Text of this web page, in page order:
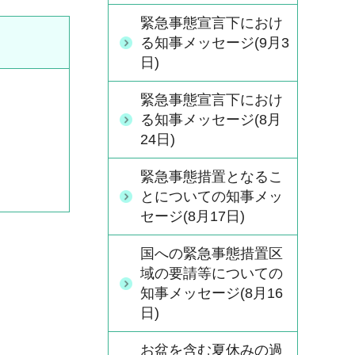
緊急事態宣言下におけ
る知事メッセージ(9月3
日)
緊急事態宣言下におけ
る知事メッセージ(8月
24日)
緊急事態措置となるこ
とについての知事メッ
セージ(8月17日)
国への緊急事態措置区
域の要請等についての
知事メッセージ(8月16
日)
お盆を含む夏休みの過